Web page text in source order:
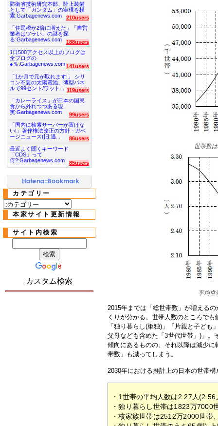
世帯数
平均世
2015年までは「総世帯数」が増える
くりが分かる。世帯人数のところで
「独り暮らし(単独)」「片親と子ど
父母なども含めた「3世代世帯」)」。
傾向にあるものの、それ以降は減少
帯数」も減ってしまう。
2030年における推計上の日本の世帯
・1世帯の平均人数は2.27人(2.56
・独り暮らし世帯は1823万
・核家族世帯は2512万2000世
防衛省技術研究本部、陸上装備
として「ガンダム」の実現を模
索:Garbagenews.com
210users
「住民税が2倍に増えた」「自営
業者はツラい」の謎を探
る:Garbagenews.com
188users
1日500アクセス以上のブログは
全ブログの
●％:Garbagenews.com 141users
「1か月で元が取れます!」 シリ
コン不要の太陽電池、薄型パネ
ルで99セント/ワット...
119users
「カレーライス」が日本の国民
食から外れつつある現
実:Garbagenews.com
99users
「国内に検索サーバーが置けな
い!」著作権法改正の方針 - ガベ
ージニュース(旧:過...
86users
最近よく聞くキーワード
「CDS」って
何?:Garbagenews.com
85users
カテゴリー
本家サイト更新情報
サイト内検索
カスタム検索